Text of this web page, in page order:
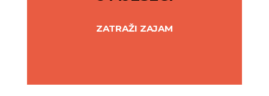
ZATRAŽI ZAJAM